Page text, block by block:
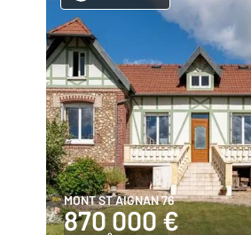
MONT ST AIGNAN 76
870 000 €